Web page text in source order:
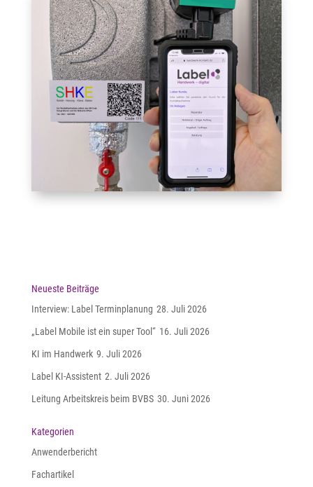
Neueste Beiträge
Interview: Label Terminplanung 28. Juli 2026
„Label Mobile ist ein super Tool“ 16. Juli 2026
KI im Handwerk 9. Juli 2026
Label KI-Assistent 2. Juli 2026
Leitung Arbeitskreis beim BVBS 30. Juni 2026
Kategorien
Anwenderbericht
Fachartikel